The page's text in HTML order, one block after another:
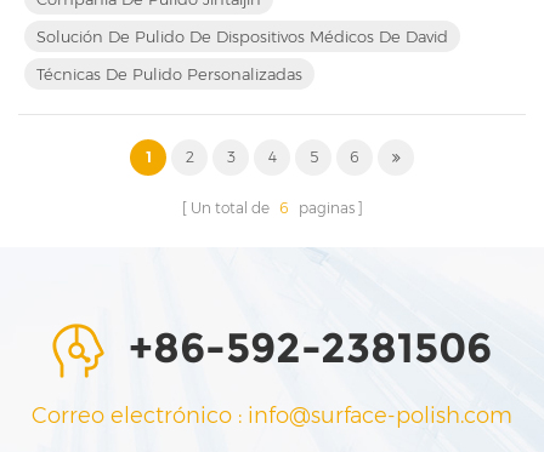
excelencia, colaboramos exitosamente ...
Solución De Pulido De Dispositivos Médicos De David
Técnicas De Pulido Personalizadas
1 2 3 4 5 6
Un total de 6 paginas
+86-592-2381506
Correo electrónico : info@surface-polish.com